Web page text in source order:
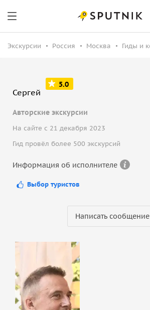
Экскурсии Россия Москва Гиды и
Сергей
5.0
Авторские экскурсии
На сайте с 21 декабря 2023
Гид провёл более 500 экскурсий
Информация об исполнителе
Выбор туристов
Написать сообщение